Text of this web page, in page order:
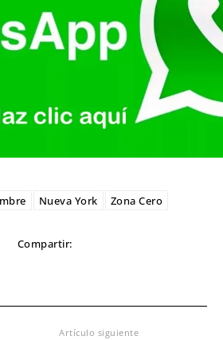
Nueva York Zona Cero
Compartir:
Artículo siguiente